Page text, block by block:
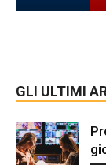
GLI ULTIMI